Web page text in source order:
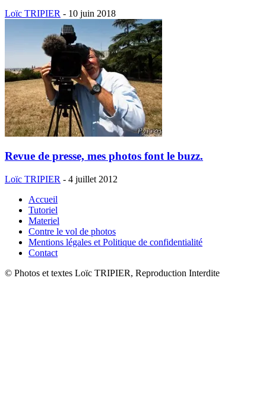
Loïc TRIPIER - 10 juin 2018
Revue de presse, mes photos font le buzz.
Loïc TRIPIER - 4 juillet 2012
Accueil
Tutoriel
Materiel
Contre le vol de photos
Mentions légales et Politique de confidentialité
Contact
© Photos et textes Loïc TRIPIER, Reproduction Interdite